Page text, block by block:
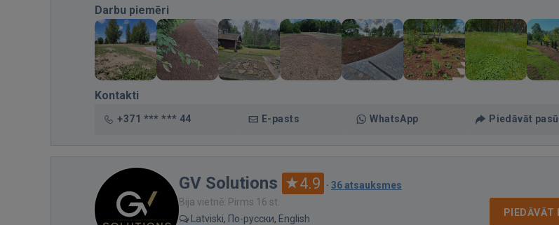
Darbu piemēri
Kontakti
+371 *** *** 44 E-pasts WhatsApp Piedāvāt
GV Solutions 4.9 · 36 atsauksmes
Bija vietnē: Pirms 16 st.
Latviski, По-русски, English
PIEDĀVĀT